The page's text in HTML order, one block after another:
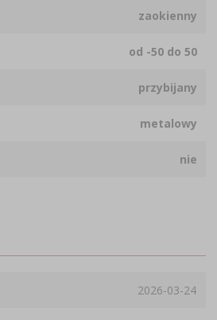
zaokienny
od -50 do 50
przybijany
metalowy
nie
2026-03-24